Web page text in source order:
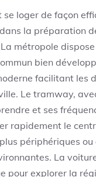
se loger de façon
la préparation
métropole dispose
bien
facilitant les
Le tramway,
et ses
rapidement le
périphériques
La
pour explorer la